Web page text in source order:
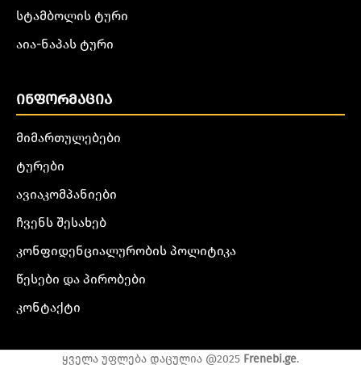
სტამბოლის ტური
აია-ნაპას ტური
ᲘᲜᲤᲝᲠᲛᲐᲪᲘᲐ
მიმართულებები
ტურები
ავიაკომპანიები
ჩვენს შესახებ
კონფიდენციალურობის პოლიტიკა
წესები და პირობები
კონტაქტი
ყველა უფლება დაცულია @2025 Frenebi.ge.